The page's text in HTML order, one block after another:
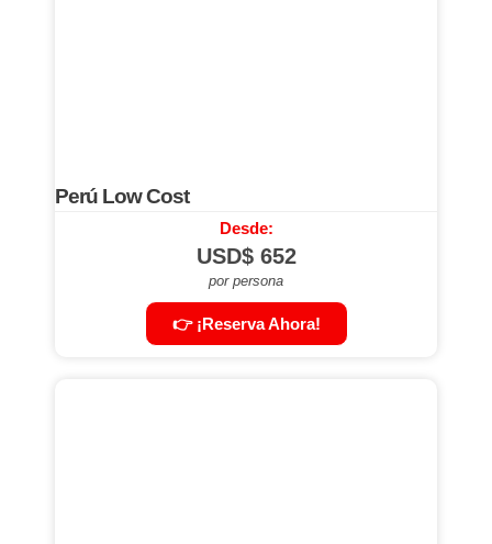
Perú Low Cost
Desde:
USD$652
por persona
👉 ¡Reserva Ahora!